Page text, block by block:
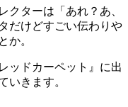
クターは「あれ？あ、
だけどすごい伝わりや
か。
ッドカーペット』に出
いきます。